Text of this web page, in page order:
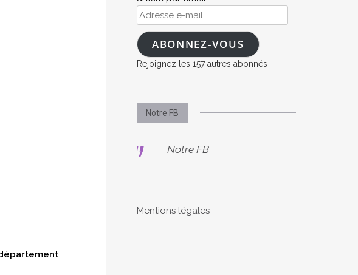
Adresse
e-
mailABONNEZ-VOUS
Rejoignez les 157 autres abonnés
Notre FB
Notre FB
Mentions légales